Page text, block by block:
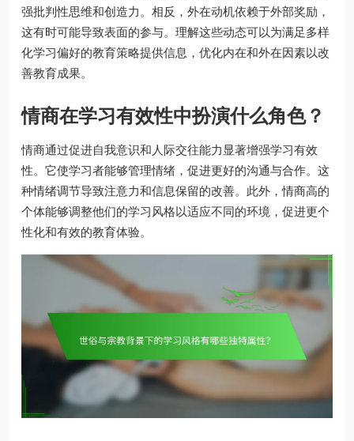
强批判性思维和创造力。相反，外在动机依赖于外部奖励，
这有时可能导致表面的参与。理解这些动态可以为满足多样
化学习偏好的教育策略提供信息，优化内在和外在因素以改
善教育成果。
情商在学习有效性中扮演什么角色？
情商通过促进自我意识和人际交往能力显著增强学习有效
性。它使学习者能够管理情绪，促进更好的沟通与合作。这
种情绪调节导致注意力和信息保留的改善。此外，情商高的
个体能够调整他们的学习风格以适应不同的环境，促进更个
性化和有效的教育体验。